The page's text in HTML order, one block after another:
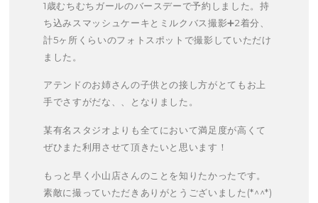
1歳むちむちガールのバースデーで予約しました。持
ち込みスマッシュケーキとミルクバス撮影➕2着分、
計5ヶ所くらいのフォトスポットで撮影していただけ
ました。
アテンドのお姉さんの子供との接し方がとてもお上
手でさすがだな、、となりました。
某有名スタジオよりも全てにおいて満足度が高くて
ぜひまた利用させて頂きたいと思います！
もっと早く小山店さんのことを知りたかったです。
素敵に撮っていただきありがとうございました(*^^*)